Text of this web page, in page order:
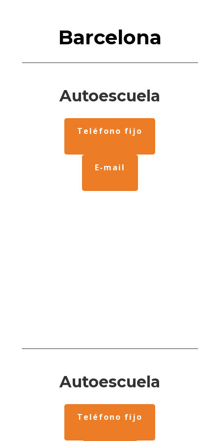
Barcelona
Autoescuela
Teléfono fijo
E-mail
Autoescuela
Teléfono fijo